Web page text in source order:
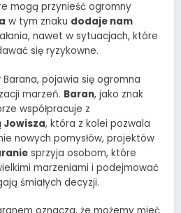
mogą przynieść ogromny
w tym znaku dodaje nam
nawet w sytuacjach, które
się ryzykowne.
pojawia się ogromna
marzeń. Baran, jako znak
współpracuje z
Jowisza, która z kolei pozwala
nowych pomysłów, projektów
sprzyja osobom, które
marzeniami i podejmować
śmiałych decyzji.